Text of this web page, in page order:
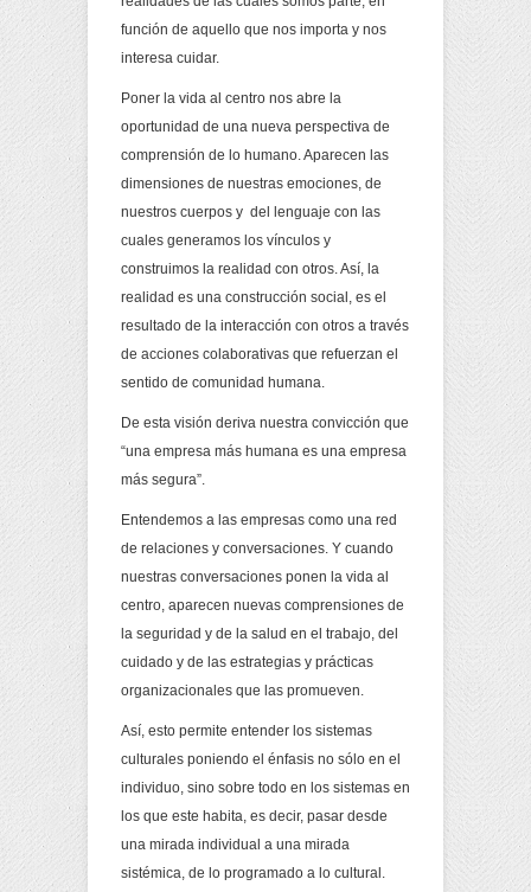
función de aquello que nos importa y nos
interesa cuidar.
Poner la vida al centro nos abre la
oportunidad de una nueva perspectiva de
comprensión de lo humano. Aparecen las
dimensiones de nuestras emociones, de
nuestros cuerpos y del lenguaje con las
cuales generamos los vínculos y
construimos la realidad con otros. Así, la
realidad es una construcción social, es el
resultado de la interacción con otros a través
de acciones colaborativas que refuerzan el
sentido de comunidad humana.
De esta visión deriva nuestra convicción que
“una empresa más humana es una empresa
más segura”.
Entendemos a las empresas como una red
de relaciones y conversaciones. Y cuando
nuestras conversaciones ponen la vida al
centro, aparecen nuevas comprensiones de
la seguridad y de la salud en el trabajo, del
cuidado y de las estrategias y prácticas
organizacionales que las promueven.
Así, esto permite entender los sistemas
culturales poniendo el énfasis no sólo en el
individuo, sino sobre todo en los sistemas en
los que este habita, es decir, pasar desde
una mirada individual a una mirada
sistémica, de lo programado a lo cultural.